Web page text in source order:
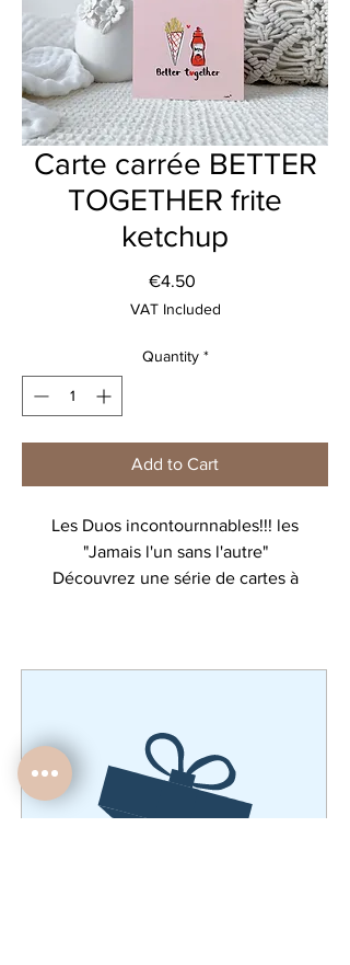
Carte carrée BETTER
TOGETHER frite
ketchup
€4.50
VAT Included
Quantity *
Add to Cart
Les Duos incontournnables!!! les
"Jamais l'un sans l'autre"
Découvrez une série de cartes à
format 12,5x12,5 cm AVEC enveloppe
blanche